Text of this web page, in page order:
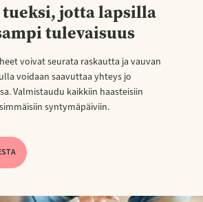
tueksi, jotta lapsilla
tulevaisuus
voivat seurata raskautta ja vauvan
voidaan saavuttaa yhteys jo
Valmistaudu kaikkiin haasteisiin
syntymäpäiviin.